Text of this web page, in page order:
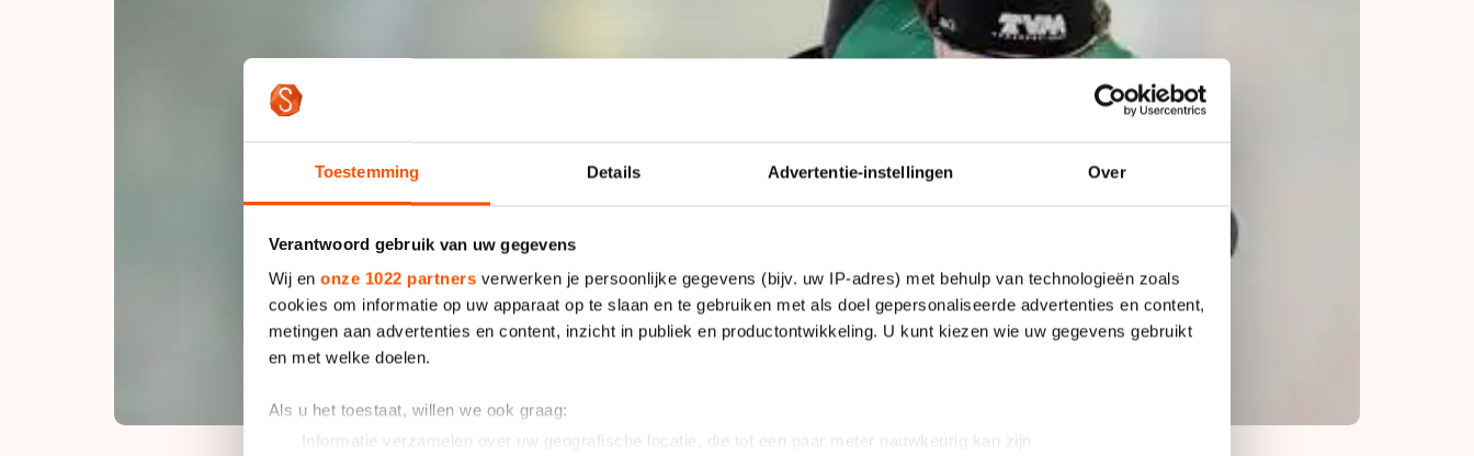
Toestemming Details Advertentie-instellingen Over
Verantwoord gebruik van uw gegevens
Wij en onze 1022 partners verwerken je persoonlijke gegevens (bijv. uw IP-adres) met behulp van technologieën zoals
cookies om informatie op uw apparaat op te slaan en te gebruiken met als doel gepersonaliseerde advertenties en content,
metingen aan advertenties en content, inzicht in publiek en productontwikkeling. U kunt kiezen wie uw gegevens gebruikt
en met welke doelen.
Als u het toestaat, willen we ook graag:
Informatie verzamelen over uw geografische locatie, die tot een paar meter nauwkeurig kan zijn